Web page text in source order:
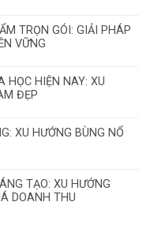
TRỌN GÓI: GIẢI PHÁP
VỮNG
HỌC HIỆN NAY: XU
ĐẸP
XU HƯỚNG BÙNG NỔ
TẠO: XU HƯỚNG
DOANH THU